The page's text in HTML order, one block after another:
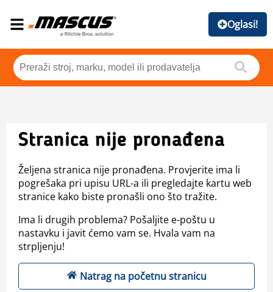
Oglasi!
Stranica nije pronađena
Željena stranica nije pronađena. Provjerite ima li
pogrešaka pri upisu URL-a ili pregledajte kartu web
stranice kako biste pronašli ono što tražite.
Ima li drugih problema? Pošaljite e-poštu u
nastavku i javit ćemo vam se. Hvala vam na
strpljenju!
Natrag na početnu stranicu